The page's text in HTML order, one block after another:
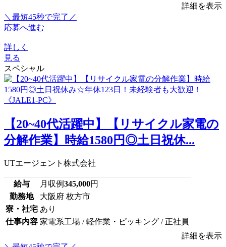
詳細を表示
＼最短45秒で完了／
応募へ進む
詳しく
見る
スペシャル
【20~40代活躍中】【リサイクル家電の
分解作業】時給1580円◎土日祝休...
UTエージェント株式会社
給与 月収例345,000円
勤務地
大阪府 枚方市
寮・社宅 あり
仕事内容 家電系工場 / 軽作業・ピッキング / 正社員
詳細を表示